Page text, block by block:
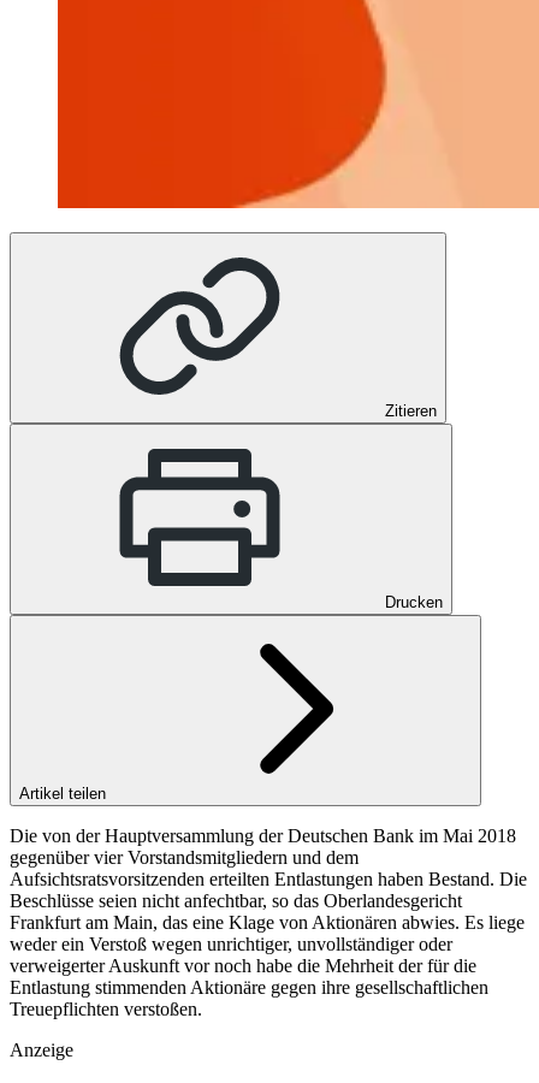
Zitieren
Drucken
Artikel teilen
Die von der Hauptversammlung der Deutschen Bank im Mai 2018
gegenüber vier Vorstandsmitgliedern und dem
Aufsichtsratsvorsitzenden erteilten Entlastungen haben Bestand. Die
Beschlüsse seien nicht anfechtbar, so das Oberlandesgericht
Frankfurt am Main, das eine Klage von Aktionären abwies. Es liege
weder ein Verstoß wegen unrichtiger, unvollständiger oder
verweigerter Auskunft vor noch habe die Mehrheit der für die
Entlastung stimmenden Aktionäre gegen ihre gesellschaftlichen
Treuepflichten verstoßen.
Anzeige